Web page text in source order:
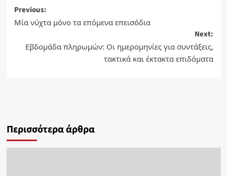
Post
navigation
Previous:
Μία νύχτα μόνο τα επόμενα επεισόδια
Next:
Εβδομάδα πληρωμών: Οι ημερομηνίες για συντάξεις,
τακτικά και έκτακτα επιδόματα
Περισσότερα άρθρα